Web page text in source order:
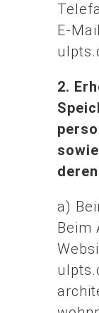
E-
2.
a)
Beim